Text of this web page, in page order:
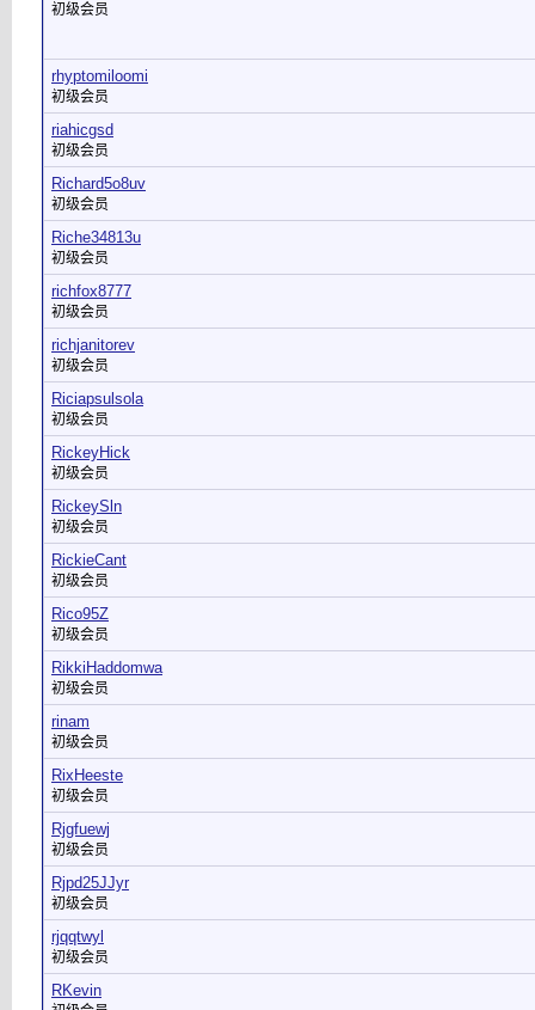
初级会员
rhyptomiloomi
初级会员
riahicgsd
初级会员
Richard5o8uv
初级会员
Riche34813u
初级会员
richfox8777
初级会员
richjanitorev
初级会员
Riciapsulsola
初级会员
RickeyHick
初级会员
RickeySln
初级会员
RickieCant
初级会员
Rico95Z
初级会员
RikkiHaddomwa
初级会员
rinam
初级会员
RixHeeste
初级会员
Rjgfuewj
初级会员
Rjpd25JJyr
初级会员
rjqqtwyl
初级会员
RKevin